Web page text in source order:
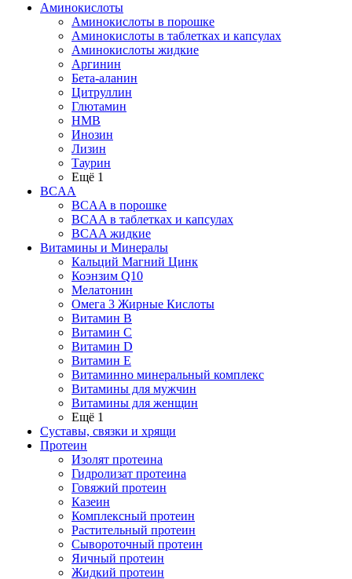
Аминокислоты
Аминокислоты в порошке
Аминокислоты в таблетках и капсулах
Аминокислоты жидкие
Аргинин
Бета-аланин
Цитруллин
Глютамин
HMB
Инозин
Лизин
Таурин
Ещё 1
BCAA
BCAA в порошке
BCAA в таблетках и капсулах
BCAA жидкие
Витамины и Минералы
Кальций Магний Цинк
Коэнзим Q10
Мелатонин
Омега 3 Жирные Кислоты
Витамин B
Витамин C
Витамин D
Витамин E
Витаминно минеральный комплекс
Витамины для мужчин
Витамины для женщин
Ещё 1
Суставы, связки и хрящи
Протеин
Изолят протеина
Гидролизат протеина
Говяжий протеин
Казеин
Комплексный протеин
Растительный протеин
Сывороточный протеин
Яичный протеин
Жидкий протеин